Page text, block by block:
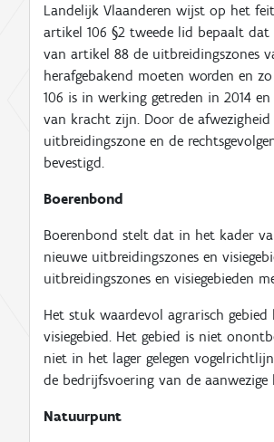
Landelijk Vlaanderen wijst op het
artikel 106 §2 tweede lid bepaalt
van artikel 88 de uitbreidingszones
herafgebakend moeten worden en
106 is in werking getreden in 2014
van kracht zijn. Door de
uitbreidingszone en de
bevestigd.
Boerenbond
Boerenbond stelt dat in het kader
nieuwe uitbreidingszones en
uitbreidingszones en visiegebieden
Het stuk waardevol agrarisch
visiegebied. Het gebied is niet
niet in het lager gelegen
de bedrijfsvoering van de aanwezige
Natuurpunt